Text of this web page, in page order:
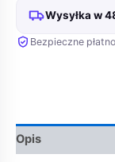
Wysyłka w
Bezpieczne
Opis